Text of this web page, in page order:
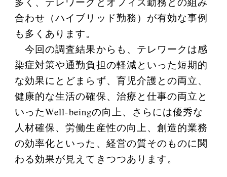
合わせ（ハイブリッド勤務）が有効な事例
も多くあります。
今回の調査結果からも、テレワークは感
染症対策や通勤負担の軽減といった短期的
な効果にとどまらず、育児介護との両立、
健康的な生活の確保、治療と仕事の両立と
いったWell-beingの向上、さらには優秀な
人材確保、労働生産性の向上、創造的業務
の効率化といった、経営の質そのものに関
わる効果が見えてきつつあります。